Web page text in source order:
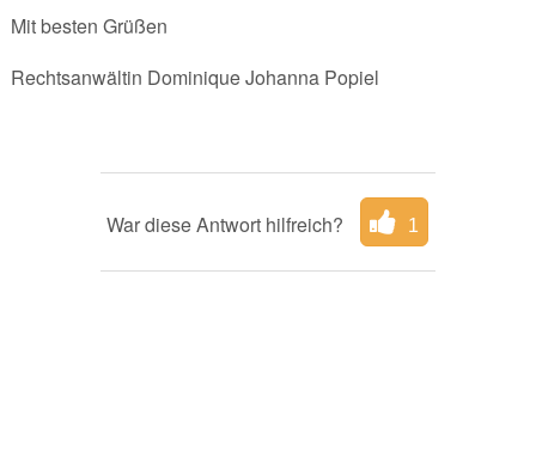
Mit besten Grüßen
Rechtsanwältin Dominique Johanna Popiel
War diese Antwort hilfreich? 1